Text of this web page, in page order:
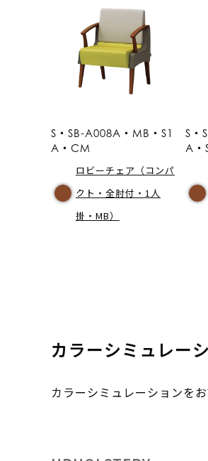
S・SB-A008A・MB・S1
A・CM
ロビーチェア（コンパ
クト・全肘付・1人
掛・MB）
S・
A・
カラーシミュレー
カラーシミュレーションを